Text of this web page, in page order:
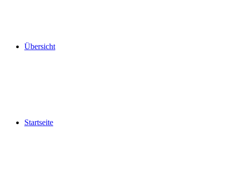
Übersicht
Startseite